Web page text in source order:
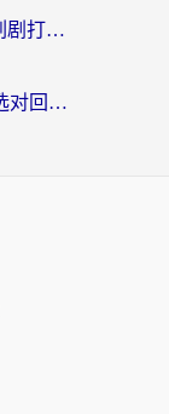
人在韩国，怎么用中国的加速器刷剧打游戏？这份真实体验指南给你答案
海外党必看：手机VPN下载+3步选对回国加速器，无缝刷国内资源不再愁